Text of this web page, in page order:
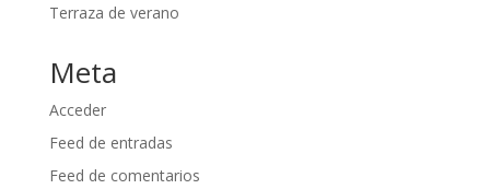
Terraza de verano
Meta
Acceder
Feed de entradas
Feed de comentarios